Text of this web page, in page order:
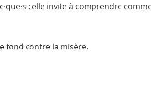
: elle invite à comprendre
fond contre la misère.